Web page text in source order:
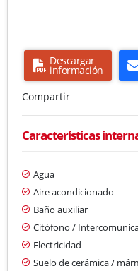
Descargar
información
Compartir
Características
Agua
Aire acondicionado
Baño auxiliar
Citófono /
Electricidad
Suelo de cerámica /